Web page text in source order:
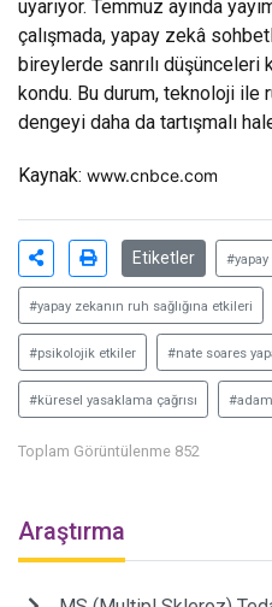
uyarıyor. Temmuz ayında
çalışmada, yapay zekâ
bireylerde sanrılı
kondu. Bu durum, teknoloji ile
dengeyi daha da tartışmalı
Kaynak: www.cnbce.com
Etiketler #yapay
#yapay zekanın ruh sağlığına etkileri
#psikolojik etkiler #nate soares
#küresel yasaklama çağrısı
Toplam Görüntülenme 852
Araştırma